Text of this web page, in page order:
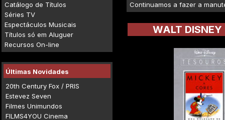
Catálogo de Títulos
Séries TV
Espectáculos Musicais
Títulos só em Aluguer
Recursos On-line
Últimas Novidades
20th Century Fox / PRIS
Estevez Seven
Filmes Unimundos
FILMS4YOU Cinema
Continuamos a fazer a
WALT DISNEY